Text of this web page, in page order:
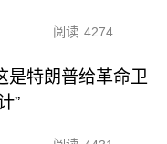
阅读 4274
是特朗普给革命卫
”